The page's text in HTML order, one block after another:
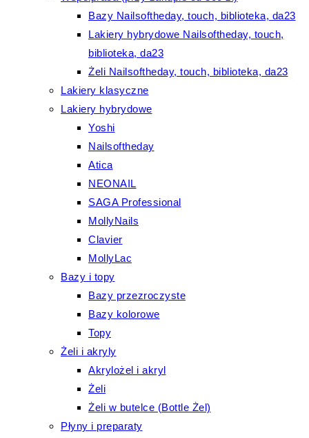
Bazy Nailsoftheday, touch, biblioteka, da23
Lakiery hybrydowe Nailsoftheday, touch,
biblioteka, da23
Żeli Nailsoftheday, touch, biblioteka, da23
Lakiery klasyczne
Lakiery hybrydowe
Yoshi
Nailsoftheday
Atica
NEONAIL
SAGA Professional
MollyNails
Clavier
MollyLac
Bazy i topy
Bazy przezroczyste
Bazy kolorowe
Topy
Żeli i akryly
Akrylożel i akryl
Żeli
Żeli w butelce (Bottle Żel)
Płyny i preparaty